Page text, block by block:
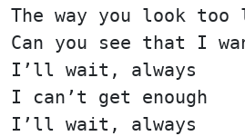
The way you look too
Can you see that I
I’ll wait, always
I can’t get enough
I’ll wait, always